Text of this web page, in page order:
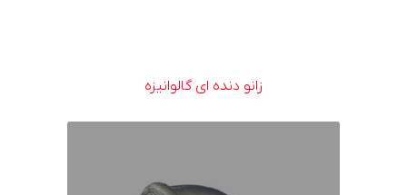
زانو دنده ای گالوانیزه